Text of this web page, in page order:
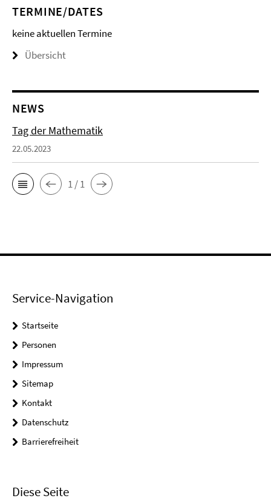
TERMINE/DATES
keine aktuellen Termine
Übersicht
NEWS
Tag der Mathematik
22.05.2023
1 / 1
Service-Navigation
Startseite
Personen
Impressum
Sitemap
Kontakt
Datenschutz
Barrierefreiheit
Diese Seite